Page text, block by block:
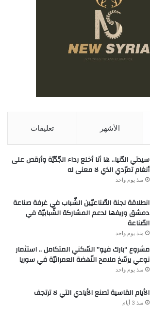
الأشهر تعليقات
سيدتي الدّنيا.. ها أنا أخلع رداء الجّدّيّة وأرقص على
أنغام تمرّدي الذي لا معنى له
منذ يوم واحد
انطلاقة لجنة الصّناعيّين الشّباب في غرفة صناعة
دمشق وريفها لدعم المشاركة الشّبابيّة في
الصّناعة
منذ يوم واحد
مشروع “بارك فيو” السّكني المتكامل .. استثمار
نوعي يرسّخ ملامح النّهضة العمرانيّة في سوريا
منذ يوم واحد
الأيام القاسية تصنع الأيادي التي لا ترتجف
منذ 3 أيام